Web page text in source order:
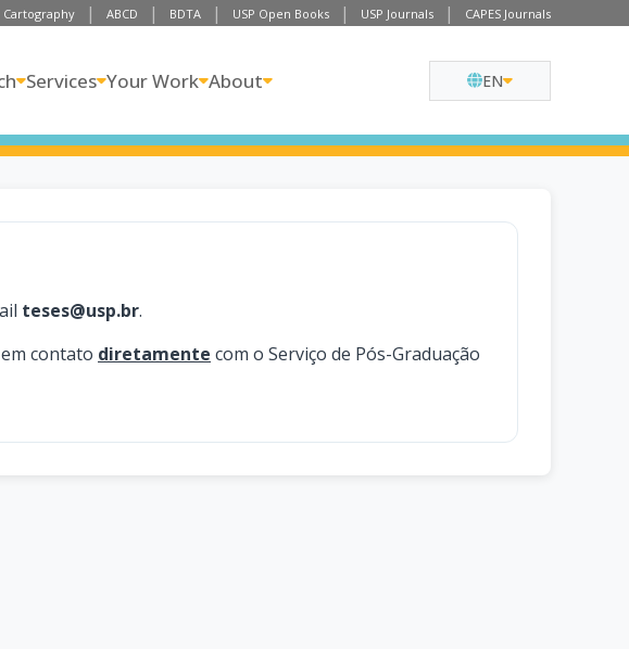
Cartography ABCD BDTA USP Open Books USP Journals CAPES Journals
Services Your Work About EN
teses@usp.br.
contato diretamente com o Serviço de Pós-Graduação